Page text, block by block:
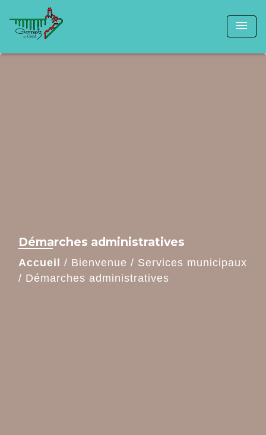
menu
Démarches administratives
Accueil / Bienvenue / Services municipaux
/ Démarches administratives